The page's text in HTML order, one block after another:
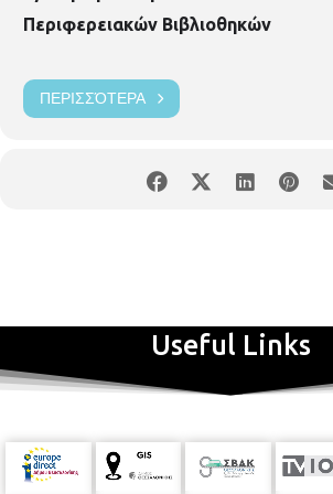
Περιφερειακών Βιβλιοθηκών
ΠΕΡΙΣΣΌΤΕΡΑ
Useful Links